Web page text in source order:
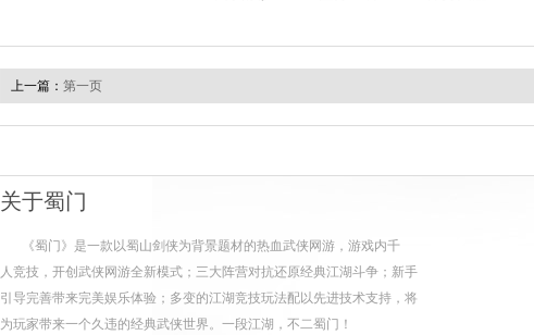
上一篇： 第一页
关于蜀门
《蜀门》是一款以蜀山剑侠为背景题材的热血武侠网游，游戏内千
人竞技，开创武侠网游全新模式；三大阵营对抗还原经典江湖斗争；新手
引导完善带来完美娱乐体验；多变的江湖竞技玩法配以先进技术支持，将
为玩家带来一个久违的经典武侠世界。一段江湖，不二蜀门！